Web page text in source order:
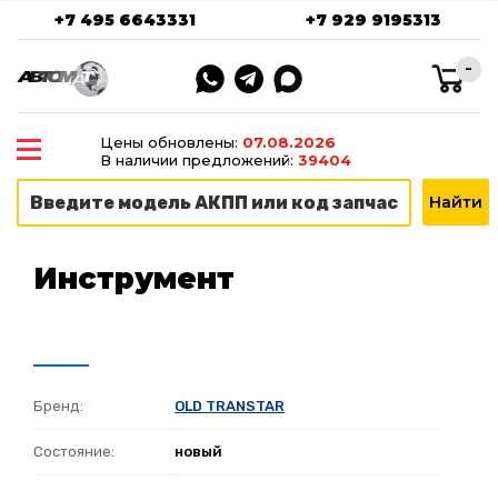
+7 495 6643331 +7 929 9195313
-
Цены обновлены: 07.08.2026
В наличии предложений: 39404
Инструмент
Бренд: OLD TRANSTAR
Состояние: новый